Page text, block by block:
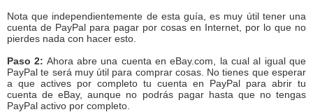
Nota que independientemente de esta guía, es muy útil tener una
cuenta de PayPal para pagar por cosas en Internet, por lo que no
pierdes nada con hacer esto.
Paso 2: Ahora abre una cuenta en eBay.com, la cual al igual que
PayPal te será muy útil para comprar cosas. No tienes que esperar
a que actives por completo tu cuenta en PayPal para abrir tu
cuenta de eBay, aunque no podrás pagar hasta que no tengas
PayPal activo por completo.